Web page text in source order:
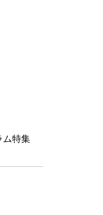
ム特集